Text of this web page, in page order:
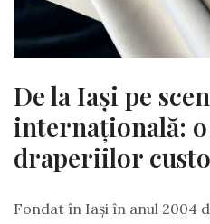
De la Iași pe
internațională:
draperiilor
Fondat în Iași în anul 2004